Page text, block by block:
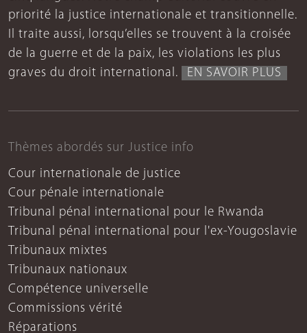
priorité la justice internationale et transitionnelle.
Il traite aussi, lorsqu’elles se trouvent à la croisée
de la guerre et de la paix, les violations les plus
graves du droit international.
EN SAVOIR PLUS
Thèmes abordés sur Justice info
Cour internationale de justice
Cour pénale internationale
Tribunal pénal international pour le Rwanda
Tribunal pénal international pour l'ex-Yougoslavie
Tribunaux mixtes
Tribunaux nationaux
Compétence universelle
Commissions vérité
Réparations